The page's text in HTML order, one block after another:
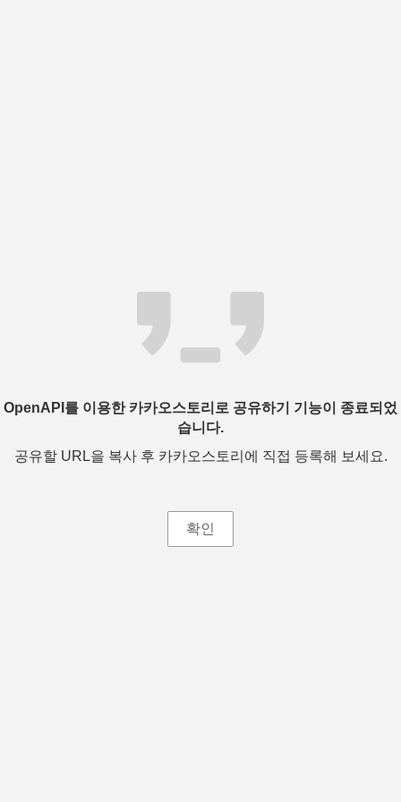
OpenAPI를 이용한 카카오스토리로 공유하기 기능이 종료되었
습니다.
공유할 URL을 복사 후 카카오스토리에 직접 등록해 보세요.
확인